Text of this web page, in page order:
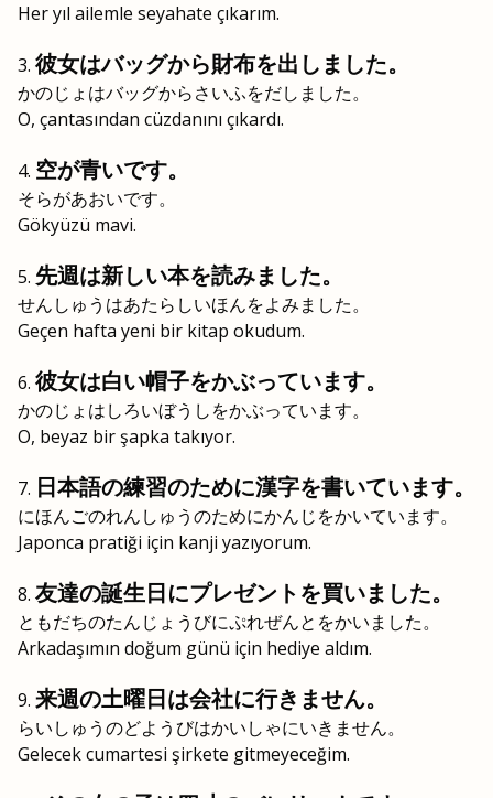
Her yıl ailemle seyahate çıkarım.
彼女はバッグから財布を出しました。
かのじょはバッグからさいふをだしました。
O, çantasından cüzdanını çıkardı.
空が青いです。
そらがあおいです。
Gökyüzü mavi.
先週は新しい本を読みました。
せんしゅうはあたらしいほんをよみました。
Geçen hafta yeni bir kitap okudum.
彼女は白い帽子をかぶっています。
かのじょはしろいぼうしをかぶっています。
O, beyaz bir şapka takıyor.
日本語の練習のために漢字を書いています。
にほんごのれんしゅうのためにかんじをかいています。
Japonca pratiği için kanji yazıyorum.
友達の誕生日にプレゼントを買いました。
ともだちのたんじょうびにぷれぜんとをかいました。
Arkadaşımın doğum günü için hediye aldım.
来週の土曜日は会社に行きません。
らいしゅうのどようびはかいしゃにいきません。
Gelecek cumartesi şirkete gitmeyeceğim.